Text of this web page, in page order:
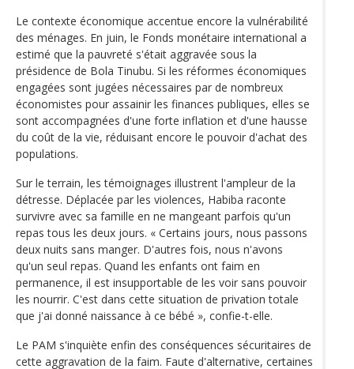
Le contexte économique accentue encore la vulnérabilité
des ménages. En juin, le Fonds monétaire international a
estimé que la pauvreté s'était aggravée sous la
présidence de Bola Tinubu. Si les réformes économiques
engagées sont jugées nécessaires par de nombreux
économistes pour assainir les finances publiques, elles se
sont accompagnées d'une forte inflation et d'une hausse
du coût de la vie, réduisant encore le pouvoir d'achat des
populations.
Sur le terrain, les témoignages illustrent l'ampleur de la
détresse. Déplacée par les violences, Habiba raconte
survivre avec sa famille en ne mangeant parfois qu'un
repas tous les deux jours. « Certains jours, nous passons
deux nuits sans manger. D'autres fois, nous n'avons
qu'un seul repas. Quand les enfants ont faim en
permanence, il est insupportable de les voir sans pouvoir
les nourrir. C'est dans cette situation de privation totale
que j'ai donné naissance à ce bébé », confie-t-elle.
Le PAM s'inquiète enfin des conséquences sécuritaires de
cette aggravation de la faim. Faute d'alternative, certaines